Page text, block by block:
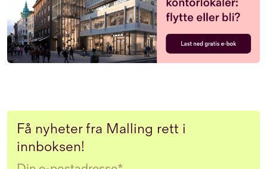
Få nyheter fra Malling rett i
innboksen!
Email